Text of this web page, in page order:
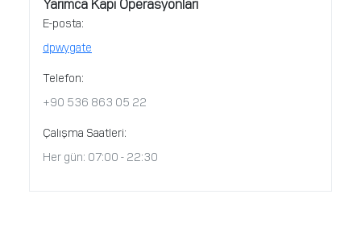
Yarımca Kapı Operasyonları
E-posta:
dpwygate
Telefon:
+90 536 863 05 22
Çalışma Saatleri:
Her gün: 07:00 - 22:30